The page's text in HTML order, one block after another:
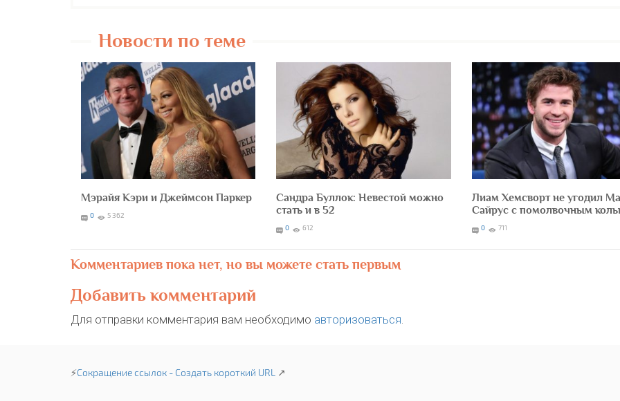
Новости по теме
Мэрайя Кэри и Джеймсон Паркер
0 5 362
Сандра Буллок: Невестой можно
стать и в 52
0 612
Лиам Хемсворт не угодил
Сайрус с помолвочным
0 711
Комментариев пока нет, но вы можете стать первым
Добавить комментарий
Для отправки комментария вам необходимо авторизоваться.
⚡Сокращение ссылок - Создать короткий URL ↗